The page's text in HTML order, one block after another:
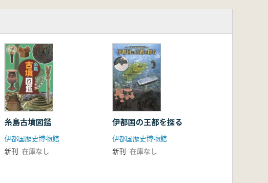
糸島古墳図鑑
伊都国歴史博物館
新刊 在庫なし
伊都国の王都を探る
伊都国歴史博物館
新刊 在庫なし